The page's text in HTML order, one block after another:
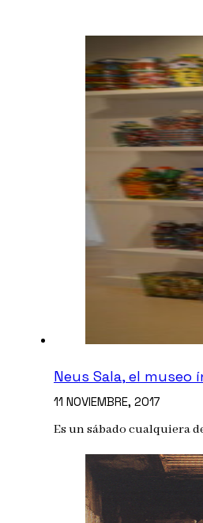
Neus Sala, el museo
11 NOVIEMBRE, 2017
Es un sábado cualquiera